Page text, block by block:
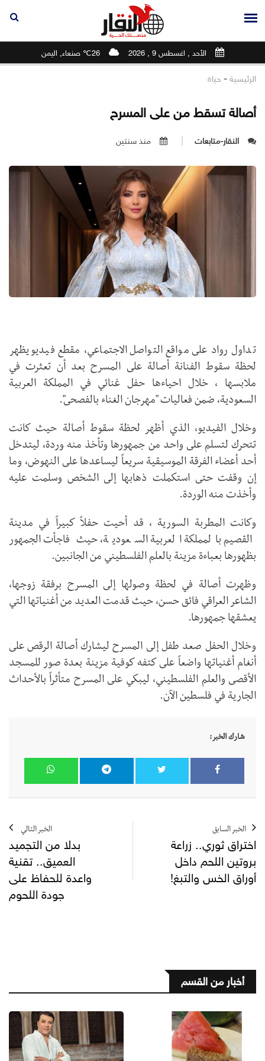
الأحد , اغسطس 9 , 2026 26℃ صنعاء, اليمن
الرئيسية - حياة
أصالة تسقط من على المسرح
النقار-متابعات منذ سنتين
تداول رواد على مواقع التواصل الاجتماعي، مقطع فيديو يظهر
لحظة سقوط الفنانة أصالة على المسرح بعد أن تعثرت في
ملابسها ، خلال احياءها حفل غنائي في المملكة العربية
السعودية، ضمن فعاليات "مهرجان الغناء بالفصحى".
وخلال الفيديو، الذي أظهر لحظة سقوط أصالة حيث كانت
تتحرك لتسلم على واحد من جمهورها وتأخذ منه وردة، ليتدخل
أحد أعضاء الفرقة الموسيقية سريعاً ليساعدها على النهوض، وما
إن وقفت حتى استكملت ذهابها إلى الشخص وسلمت عليه
وأخذت منه الوردة.
وكانت المطربة السورية ، قد أحيت حفلاً كبيراً في مدينة
القصيم بالمملكة العربية السعودية، حيث فاجأت الجمهور
بظهورها بعباءة مزينة بالعلم الفلسطيني من الجانبين.
وظهرت أصالة في لحظة وصولها إلى المسرح برفقة زوجها،
الشاعر العراقي فائق حسن، حيث قدمت العديد من أغنياتها التي
يعشقها جمهورها.
وخلال الحفل صعد طفل إلى المسرح ليشارك أصالة الرقص على
أنغام أغنياتها واضعاً على كتفه كوفية مزينة بعدة صور للمسجد
الأقصى والعلم الفلسطيني، ليبكي على المسرح متأثراً بالأحداث
الجارية في فلسطين الآن.
شارك الخبر:
الخبر السابق
اختراق ثوري.. زراعة
بروتين اللحم داخل
أوراق الخس والتبغ!
الخبر التالي
بدلا من التجميد
العميق.. تقنية
واعدة للحفاظ على
جودة اللحوم
أخبار من القسم